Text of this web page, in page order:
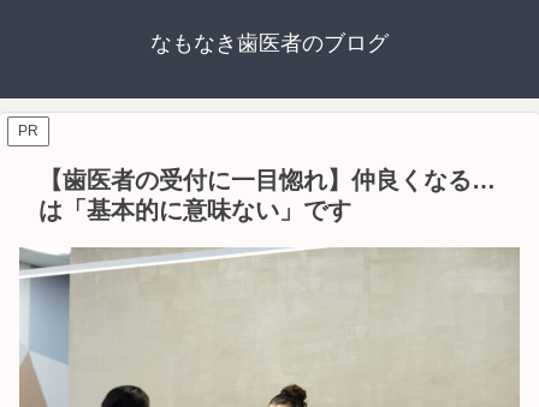
なもなき歯医者のブログ
PR
【歯医者の受付に一目惚れ】仲良くなる…
は「基本的に意味ない」です